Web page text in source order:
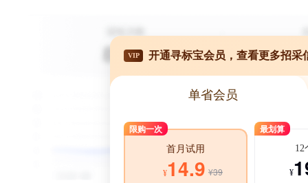
VIP 开通寻标宝会员，查看更多招采
单省会员
限购一次
首月试用
¥14.9 ¥39
最划算
12
¥